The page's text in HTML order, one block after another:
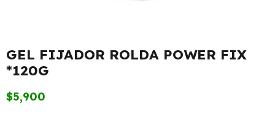
GEL FIJADOR ROLDA POWER FIX
*120G
$5,900